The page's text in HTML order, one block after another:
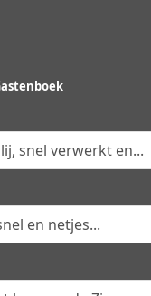
snel verwerkt en...
en netjes...